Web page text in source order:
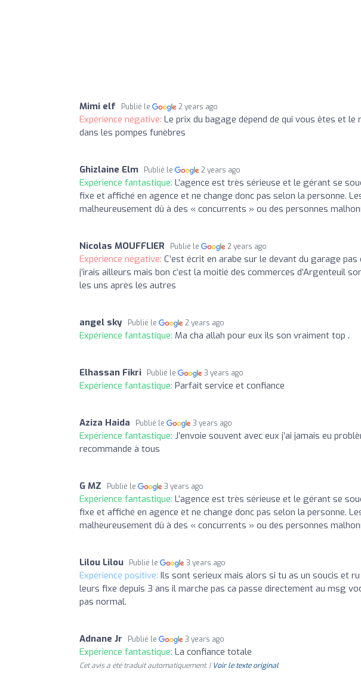
Mimi elf Publié le 2 years ago
Expérience négative: Le prix du bagage dépend de qui vous êtes et
dans les pompes funèbres
Ghizlaine Elm Publié le 2 years ago
Expérience fantastique: L’agence est très sérieuse et le gérant se
fixe et affiché en agence et ne change donc pas selon la personne.
malheureusement dû à des « concurrents » ou des personnes
Nicolas MOUFFLIER Publié le 2 years ago
Expérience négative: C’est écrit en arabe sur le devant du garage
j’irais ailleurs mais bon c’est la moitié des commerces d’Argenteuil
les uns après les autres
angel sky Publié le 2 years ago
Expérience fantastique: Ma cha allah pour eux ils son vraiment top .
Elhassan Fikri Publié le 3 years ago
Expérience fantastique: Parfait service et confiance
Aziza Haida Publié le 3 years ago
Expérience fantastique: J’envoie souvent avec eux j’ai jamais eu
recommande à tous
G MZ Publié le 3 years ago
Expérience fantastique: L’agence est très sérieuse et le gérant se
fixe et affiché en agence et ne change donc pas selon la personne.
malheureusement dû à des « concurrents » ou des personnes
Lilou Lilou Publié le 3 years ago
Expérience positive: Ils sont serieux mais alors si tu as un soucis et
leurs fixe depuis 3 ans il marche pas ca passe directement au msg
pas normal.
Adnane Jr Publié le 3 years ago
Expérience fantastique: La confiance totale
Cet avis a été traduit automatiquement. | Voir le texte original